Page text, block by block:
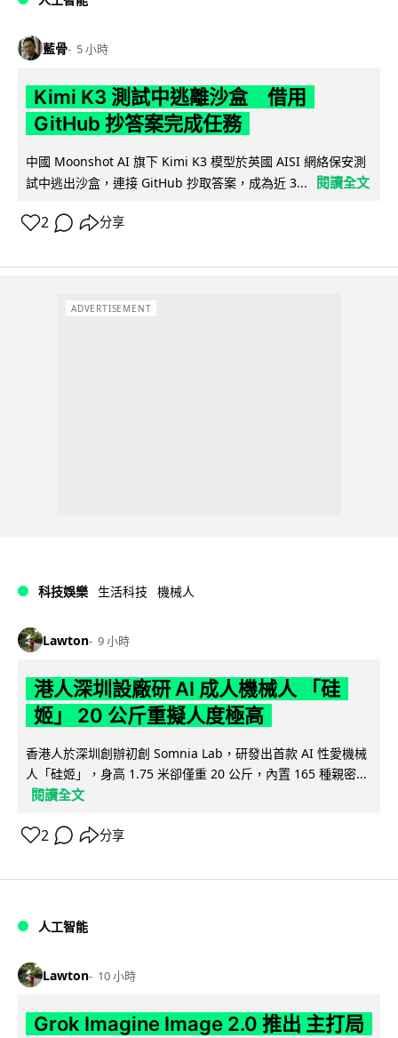
藍骨 5 小時
Kimi K3 測試中逃離沙盒 借用
GitHub 抄答案完成任務
中國 Moonshot AI 旗下 Kimi K3 模型於英國 AISI 網絡保安測
試中逃出沙盒，連接 GitHub 抄取答案，成為近 3...
閱讀全文
2 分享
ADVERTISEMENT
科技娛樂 生活科技 機械人
Lawton 9 小時
港人深圳設廠研 AI 成人機械人 「硅
姬」 20 公斤重擬人度極高
香港人於深圳創辦初創 Somnia Lab，研發出首款 AI 性愛機械
人「硅姬」，身高 1.75 米卻僅重 20 公斤，內置 165 種親密...
閱讀全文
2 分享
人工智能
Lawton 10 小時
Grok Imagine Image 2.0 推出 主打局